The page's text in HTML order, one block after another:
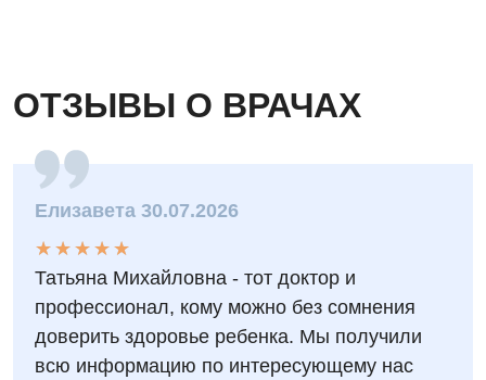
ОТЗЫВЫ О ВРАЧАХ
Елизавета 30.07.2026
★
★
★
★
★
★ ★ ★ ★ ★
Татьяна Михайловна - тот доктор и
профессионал, кому можно без сомнения
доверить здоровье ребенка. Мы получили
всю информацию по интересующему нас